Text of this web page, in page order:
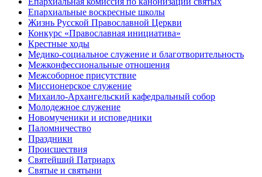
Епархиальные воскресные школы
Жизнь Русской Православной Церкви
Конкурс «Православная инициатива»
Крестные ходы
Медико-социальное служение и благотворительность
Межконфессиональные отношения
Межсоборное присутствие
Миссионерское служение
Михаило-Архангельский кафедральный собор
Молодежное служение
Новомученики и исповедники
Паломничество
Праздники
Происшествия
Святейший Патриарх
Святые и святыни